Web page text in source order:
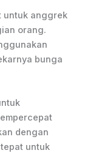
untuk anggrek
orang.
bunga
dengan
untuk